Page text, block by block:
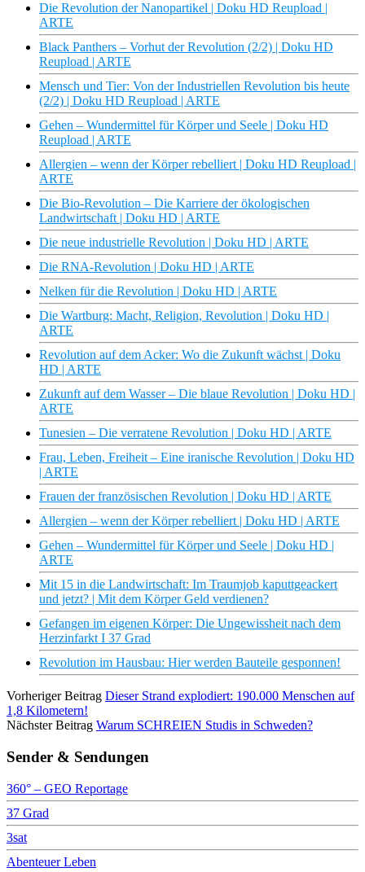
Die Revolution der Nanopartikel | Doku HD Reupload |
ARTE
Black Panthers – Vorhut der Revolution (2/2) | Doku HD
Reupload | ARTE
Mensch und Tier: Von der Industriellen Revolution bis heute
(2/2) | Doku HD Reupload | ARTE
Gehen – Wundermittel für Körper und Seele | Doku HD
Reupload | ARTE
Allergien – wenn der Körper rebelliert | Doku HD Reupload |
ARTE
Die Bio-Revolution – Die Karriere der ökologischen
Landwirtschaft | Doku HD | ARTE
Die neue industrielle Revolution | Doku HD | ARTE
Die RNA-Revolution | Doku HD | ARTE
Nelken für die Revolution | Doku HD | ARTE
Die Wartburg: Macht, Religion, Revolution | Doku HD |
ARTE
Revolution auf dem Acker: Wo die Zukunft wächst | Doku
HD | ARTE
Zukunft auf dem Wasser – Die blaue Revolution | Doku HD |
ARTE
Tunesien – Die verratene Revolution | Doku HD | ARTE
Frau, Leben, Freiheit – Eine iranische Revolution | Doku HD
| ARTE
Frauen der französischen Revolution | Doku HD | ARTE
Allergien – wenn der Körper rebelliert | Doku HD | ARTE
Gehen – Wundermittel für Körper und Seele | Doku HD |
ARTE
Mit 15 in die Landwirtschaft: Im Traumjob kaputtgeackert
und jetzt? | Mit dem Körper Geld verdienen?
Gefangen im eigenen Körper: Die Ungewissheit nach dem
Herzinfarkt I 37 Grad
Revolution im Hausbau: Hier werden Bauteile gesponnen!
Vorheriger Beitrag Dieser Strand explodiert: 190.000 Menschen auf
1,8 Kilometern!
Nächster Beitrag Warum SCHREIEN Studis in Schweden?
Sender & Sendungen
360° – GEO Reportage
37 Grad
3sat
Abenteuer Leben